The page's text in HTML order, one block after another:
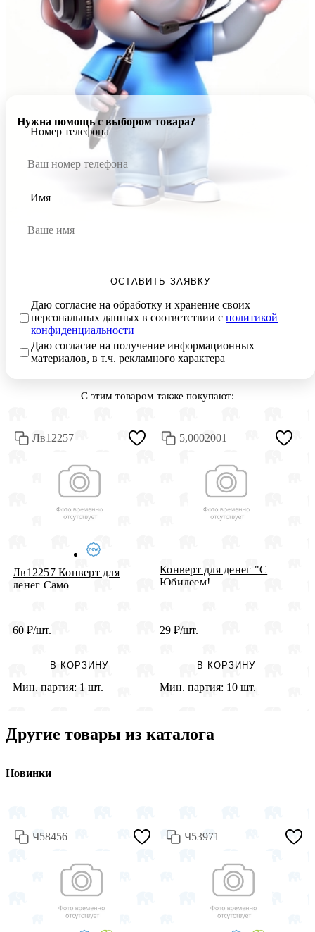
Нужна помощь с выбором товара?
Номер телефона
Имя
ОСТАВИТЬ ЗАЯВКУ
Даю согласие на обработку и хранение своих
персональных данных в соответствии с политикой
конфиденциальности
Даю согласие на получение информационных
материалов, в т.ч. рекламного характера
С этим товаром также покупают:
Лв12257
Лв12257 Конверт для
денег Само...
60 ₽/шт.
В КОРЗИНУ
Мин. партия: 1 шт.
5,0002001
Конверт для денег "С
Юбилеем!...
29 ₽/шт.
В КОРЗИНУ
Мин. партия: 10 шт.
Другие товары из каталога
Новинки
Ч58456 Ч53971